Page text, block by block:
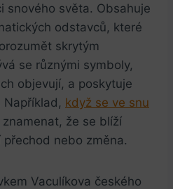
snového světa. Obsahuje
odstavců, které
skrytým
se různými‍ symboly,
objevují, ​a poskytuje
Například, když se ⁣ve snu
znamenat, že se blíží
nebo‍ změna.
Vaculíkova českého